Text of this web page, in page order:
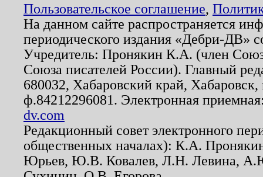
Пользовательское соглашение,
На данном сайте распространяется
периодического издания «Дебри-ДВ»
Учредитель: Пронякин К.А. (член
Союза писателей России). Главный
680032, Хабаровский край,
ф.84212296081. Электронная
dv.com
Редакционный совет электронного
общественных началах): К.А.
Юрьев, Ю.В. Ковалев, Л.Н. Левина,